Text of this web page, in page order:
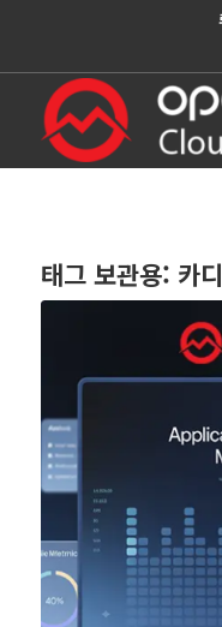
태그 보관용: 카